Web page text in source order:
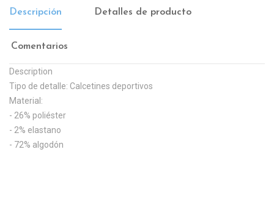
Descripción Detalles de producto
Comentarios
Description
Tipo de detalle: Calcetines deportivos
Material:
- 26% poliéster
- 2% elastano
- 72% algodón